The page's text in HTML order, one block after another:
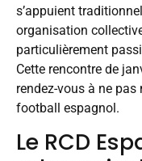
s’appuient
organisation
particulièrement
Cette rencontre de
rendez-vous à ne
football espagnol.
Le RCD